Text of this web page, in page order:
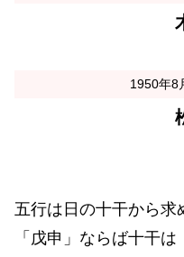
1950年8
五行は日の十干から求
「戊申」ならば十干は